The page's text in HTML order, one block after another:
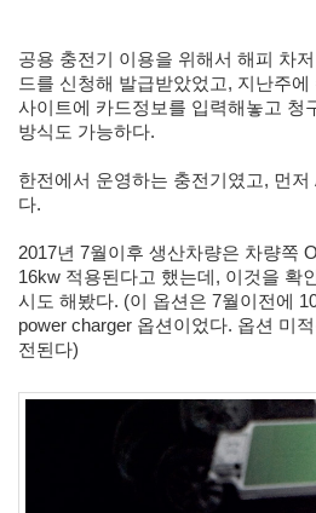
공용 충전기 이용을 위해서 해피 차
드를 신청해 발급받았었고, 지난주
사이트에 카드정보를 입력해놓고 청
방식도 가능하다.
한전에서 운영하는 충전기였고, 먼저
다.
2017년 7월이후 생산차량은 차량쪽
16kw 적용된다고 했는데, 이것을 확
시도 해봤다. (이 옵션은 7월이전에
power charger 옵션이었다. 옵션 미
전된다)
발
72
Android
6
도
우
Java
28
C,C++
6
Assembly
PHP